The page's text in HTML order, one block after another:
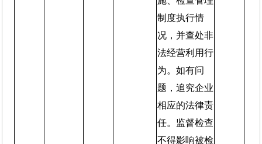
制度执行情
况，并查处非
法经营利用行
为。如有问
题，追究企业
相应的法律责
任。监督检查
不得影响被检